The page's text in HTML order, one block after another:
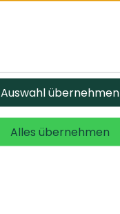
Auswahl übernehmen
Alles übernehmen